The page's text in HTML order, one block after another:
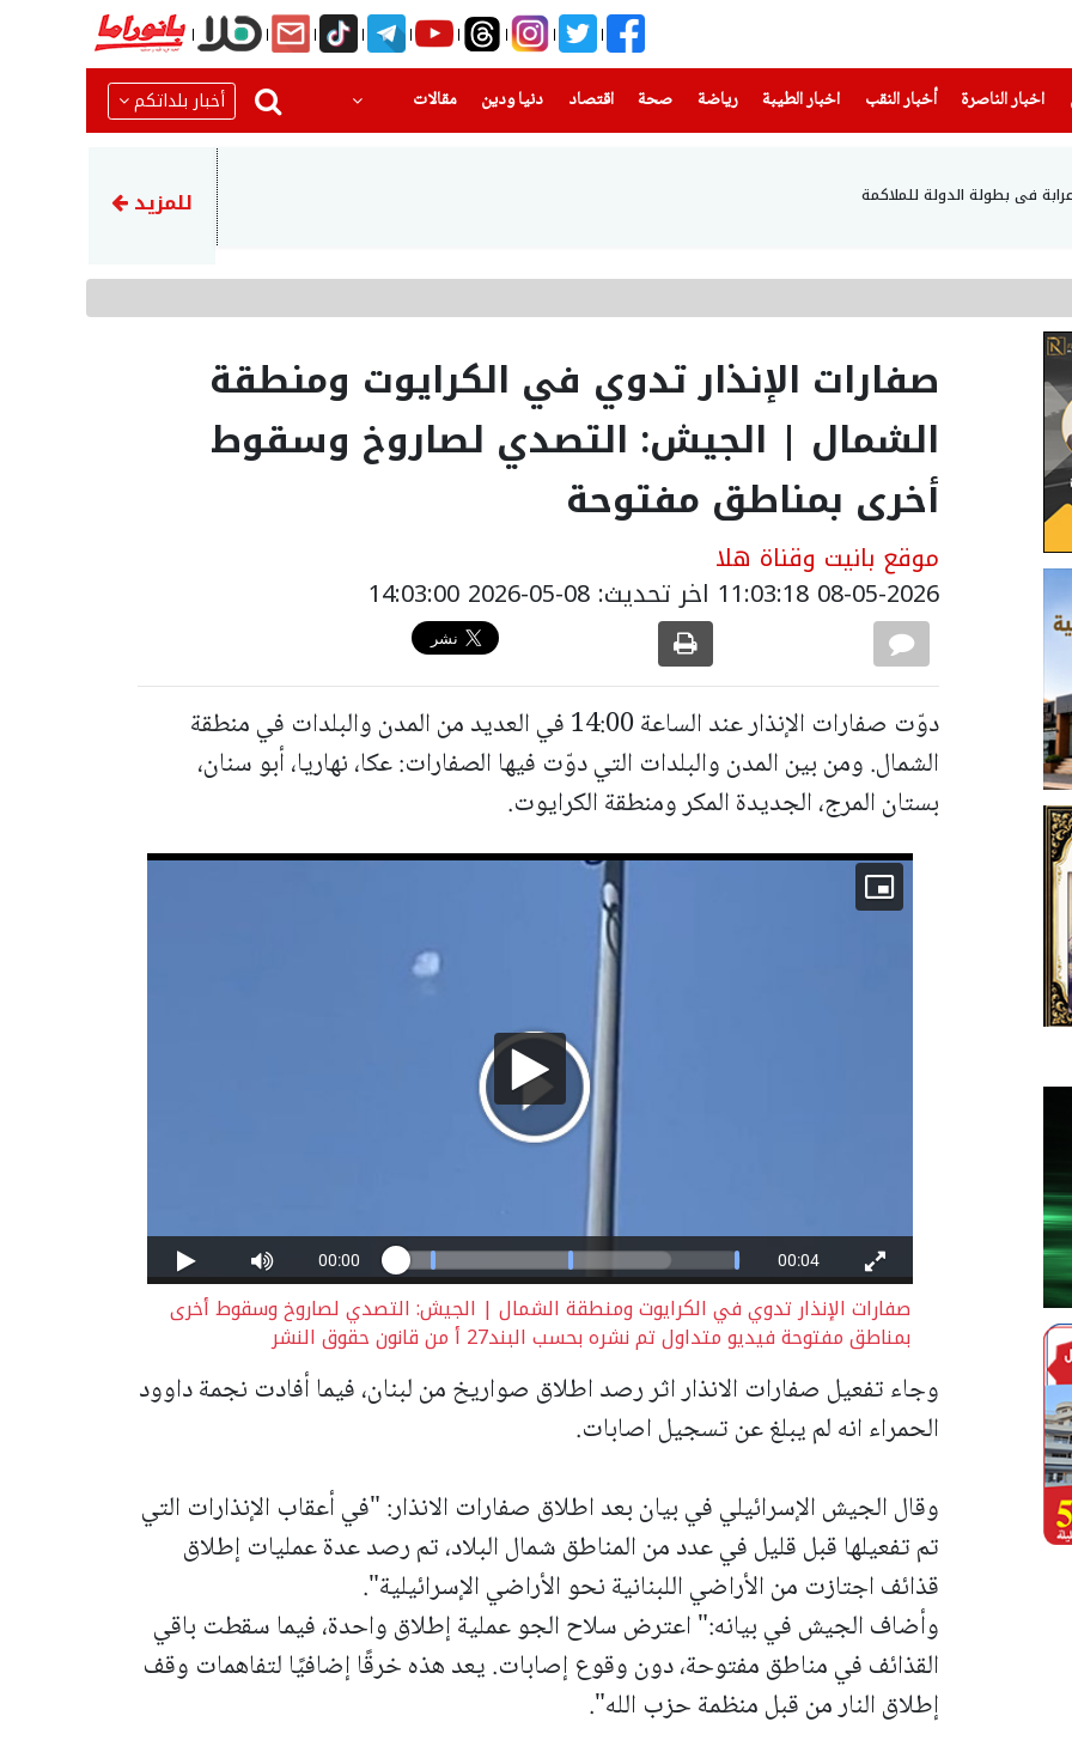
اخبار الناصرة
(current) أخبار النقب اخبار الطيبة(current) رياضة
(current) صحة(current) اقتصاد دنيا ودين
(current) مقالات أخبار بلداتكم
في بطولة الدولة للملاكمة سكان غزة: ترويج ترامب لخطة
للمزيد
صفارات الإنذار تدوي في الكرايوت ومنطقة
الشمال | الجيش: التصدي لصاروخ وسقوط
أخرى بمناطق مفتوحة
موقع بانيت وقناة هلا
08-05-2026 11:03:18 اخر تحديث: 08-05-2026 14:03:00
دوّت صفارات الإنذار عند الساعة 14:00 في العديد من المدن والبلدات في منطقة
الشمال. ومن بين المدن والبلدات التي دوّت فيها الصفارات: عكا، نهاريا، أبو سنان،
بستان المرج، الجديدة المكر ومنطقة الكرايوت.
صفارات الإنذار تدوي في الكرايوت ومنطقة الشمال | الجيش: التصدي لصاروخ وسقوط أخرى
بمناطق مفتوحة فيديو متداول تم نشره بحسب البند27 أ من قانون حقوق النشر
وجاء تفعيل صفارات الانذار اثر رصد اطلاق صواريخ من لبنان، فيما أفادت نجمة داوود
الحمراء انه لم يبلغ عن تسجيل اصابات.
وقال الجيش الإسرائيلي في بيان بعد اطلاق صفارات الانذار: "في أعقاب الإنذارات التي
تم تفعيلها قبل قليل في عدد من المناطق شمال البلاد، تم رصد عدة عمليات إطلاق
قذائف اجتازت من الأراضي اللبنانية نحو الأراضي الإسرائيلية".
وأضاف الجيش في بيانه:" اعترض سلاح الجو عملية إطلاق واحدة، فيما سقطت باقي
القذائف في مناطق مفتوحة، دون وقوع إصابات. يعد هذه خرقًا إضافيًا لتفاهمات وقف
إطلاق النار من قبل منظمة حزب الله".